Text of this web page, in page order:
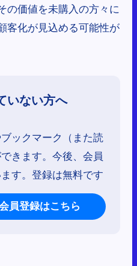
の価値を未購入の方々に
客化が見込める可能性が
いない方へ
ックマーク（また読
きます。今後、会員
す。登録は無料です
員登録はこちら